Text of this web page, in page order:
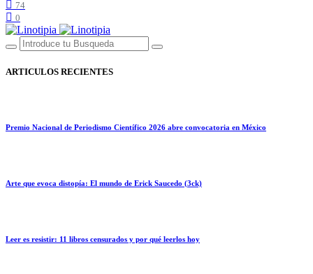
74
0
ARTICULOS RECIENTES
Premio Nacional de Periodismo Científico 2026 abre convocatoria en México
Arte que evoca distopía: El mundo de Erick Saucedo (3ck)
Leer es resistir: 11 libros censurados y por qué leerlos hoy